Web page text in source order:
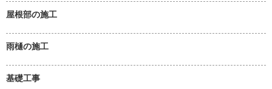
屋根部の施工
雨樋の施工
基礎工事